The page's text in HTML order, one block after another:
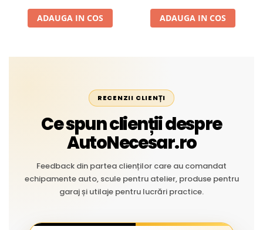
Liniar
ADAUGA IN COS ADAUGA IN COS
RECENZII CLIENȚI
Ce spun clienții despre
AutoNecesar.ro
Feedback din partea clienților care au comandat
echipamente auto, scule pentru atelier, produse pentru
garaj și utilaje pentru lucrări practice.